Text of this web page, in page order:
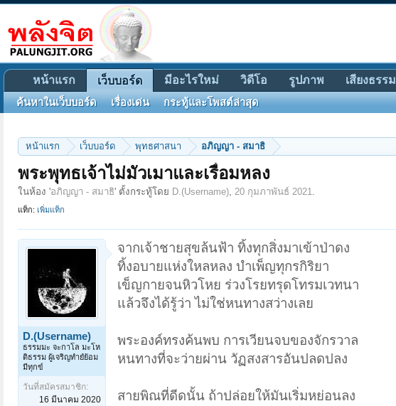
หน้าแรก เว็บบอร์ด พุทธศาสนา อภิญญา - สมาธิ
พระพุทธเจ้าไม่มัวเมาและเรื่อมหลง
ในห้อง 'อภิญญา - สมาธิ' ตั้งกระทู้โดย D.(Username), 20 กุมภาพันธ์ 2021.
แท็ก: เพิ่มแท็ก
D.(Username)
ธรรมมะ จะกาโล มะโห
ติธรรม ผู้เจริญทำยํย้อม
มีทุกข์
วันที่สมัครสมาชิก:
16 มีนาคม 2020
จากเจ้าชายสุขล้นฟ้า ทิ้งทุกสิ่งมาเข้าป่าดง
ทิ้งอบายแห่งใหลหลง บำเพ็ญทุกรกิริยา
เข็ญกายจนหิวโหย ร่วงโรยทรุดโทรมเวทนา
แล้วจึงได้รู้ว่า ไม่ใช่หนทางสว่างเลย
พระองค์ทรงค้นพบ การเวียนจบของจักรวาล
หนทางที่จะว่ายผ่าน วัฏสงสารอันปลดปลง
สายพิณที่ดีดนั้น ถ้าปล่อยให้มันเริ่มหย่อนลง
หน้าแรก เว็บบอร์ด
ค้นหาในเว็บบอร์ด เรื่องเด่น กระทู้และโพสต์ล่าสุด
มีอะไรใหม่ วิดีโอ รูปภาพ เสียงธรรม